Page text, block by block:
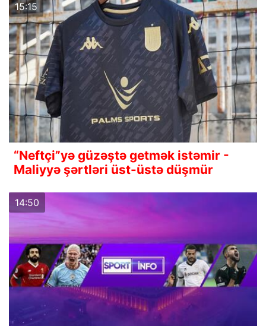
15:15
“Neftçi”yə güzəştə getmək istəmir -
Maliyyə şərtləri üst-üstə düşmür
14:50